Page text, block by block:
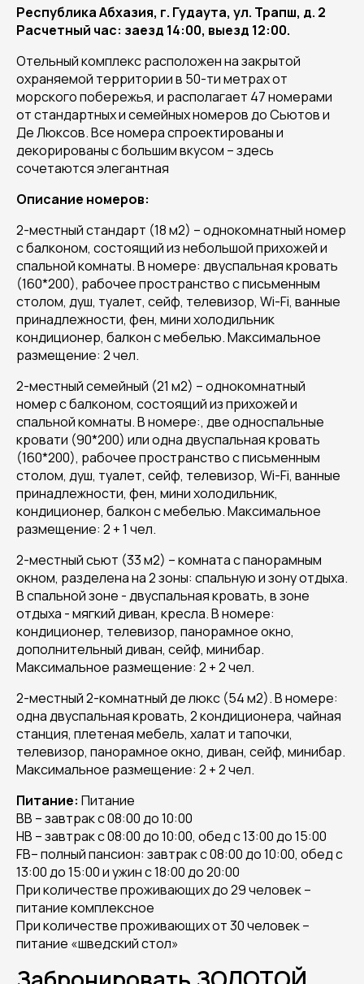
Республика Абхазия, г. Гудаута, ул. Трапш, д. 2
Расчетный час: заезд 14:00, выезд 12:00.
Отельный комплекс расположен на закрытой
охраняемой территории в 50-ти метрах от
морского побережья, и располагает 47 номерами
от стандартных и семейных номеров до Сьютов и
Де Люксов. Все номера спроектированы и
декорированы с большим вкусом – здесь
сочетаются элегантная
Описание номеров:
2-местный стандарт (18 м2) – однокомнатный номер
с балконом, состоящий из небольшой прихожей и
спальной комнаты. В номере: двуспальная кровать
(160*200), рабочее пространство с письменным
столом, душ, туалет, сейф, телевизор, Wi-Fi, ванные
принадлежности, фен, мини холодильник
кондиционер, балкон с мебелью. Максимальное
размещение: 2 чел.
2-местный семейный (21 м2) – однокомнатный
номер с балконом, состоящий из прихожей и
спальной комнаты. В номере:, две односпальные
кровати (90*200) или одна двуспальная кровать
(160*200), рабочее пространство с письменным
столом, душ, туалет, сейф, телевизор, Wi-Fi, ванные
принадлежности, фен, мини холодильник,
кондиционер, балкон с мебелью. Максимальное
размещение: 2 + 1 чел.
2-местный сьют (33 м2) – комната с панорамным
окном, разделена на 2 зоны: спальную и зону отдыха.
В спальной зоне - двуспальная кровать, в зоне
отдыха - мягкий диван, кресла. В номере:
кондиционер, телевизор, панорамное окно,
дополнительный диван, сейф, минибар.
Максимальное размещение: 2 + 2 чел.
2-местный 2-комнатный де люкс (54 м2). В номере:
одна двуспальная кровать, 2 кондиционера, чайная
станция, плетеная мебель, халат и тапочки,
телевизор, панорамное окно, диван, сейф, минибар.
Максимальное размещение: 2 + 2 чел.
Питание: Питание
BB – завтрак с 08:00 до 10:00
HB – завтрак с 08:00 до 10:00, обед с 13:00 до 15:00
FB– полный пансион: завтрак с 08:00 до 10:00, обед с
13:00 до 15:00 и ужин с 18:00 до 20:00
При количестве проживающих до 29 человек –
питание комплексное
При количестве проживающих от 30 человек –
питание «шведский стол»